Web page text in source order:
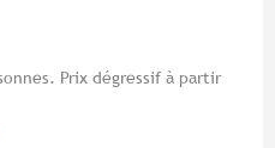
Prix dégressif à partir